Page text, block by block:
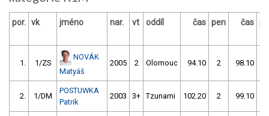
por. vk jméno nar. vt oddíl čas pen čas
1. 1/ZS
NOVÁK
Matyáš
2005 2 Olomouc 94.10 2 98.10
2. 1/DM
POSTUWKA
Patrik
2003 3+ Tzunami 102.20 2 99.10